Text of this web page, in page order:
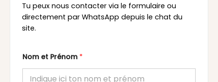
Tu peux nous contacter via le formulaire ou
directement par WhatsApp depuis le chat du
site.
Nom et Prénom *